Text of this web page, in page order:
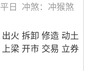
日
冲煞：冲猴煞
火 拆卸 修造 动土
梁 开市 交易 立券